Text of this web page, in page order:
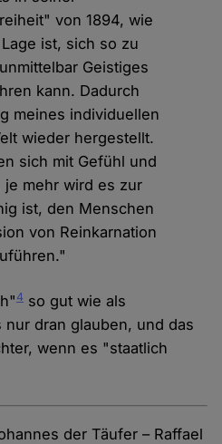
von 1894, wie
ist, sich so zu
Geistiges
kann. Dadurch
meines individuellen
wieder hergestellt.
sich mit Gefühl und
mehr wird es zur
ist, den Menschen
von Reinkarnation
4 so gut wie als
dran glauben, und das
wenn es "staatlich
der Täufer – Raffael